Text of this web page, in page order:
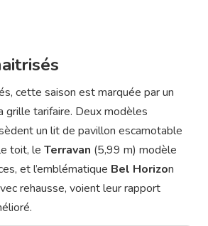
cette saison est marquée par un
grille tarifaire. Deux modèles
un lit de pavillon escamotable
toit, le Terravan (5,99 m) modèle
et l’emblématique Bel Horizon
rehausse, voient leur rapport